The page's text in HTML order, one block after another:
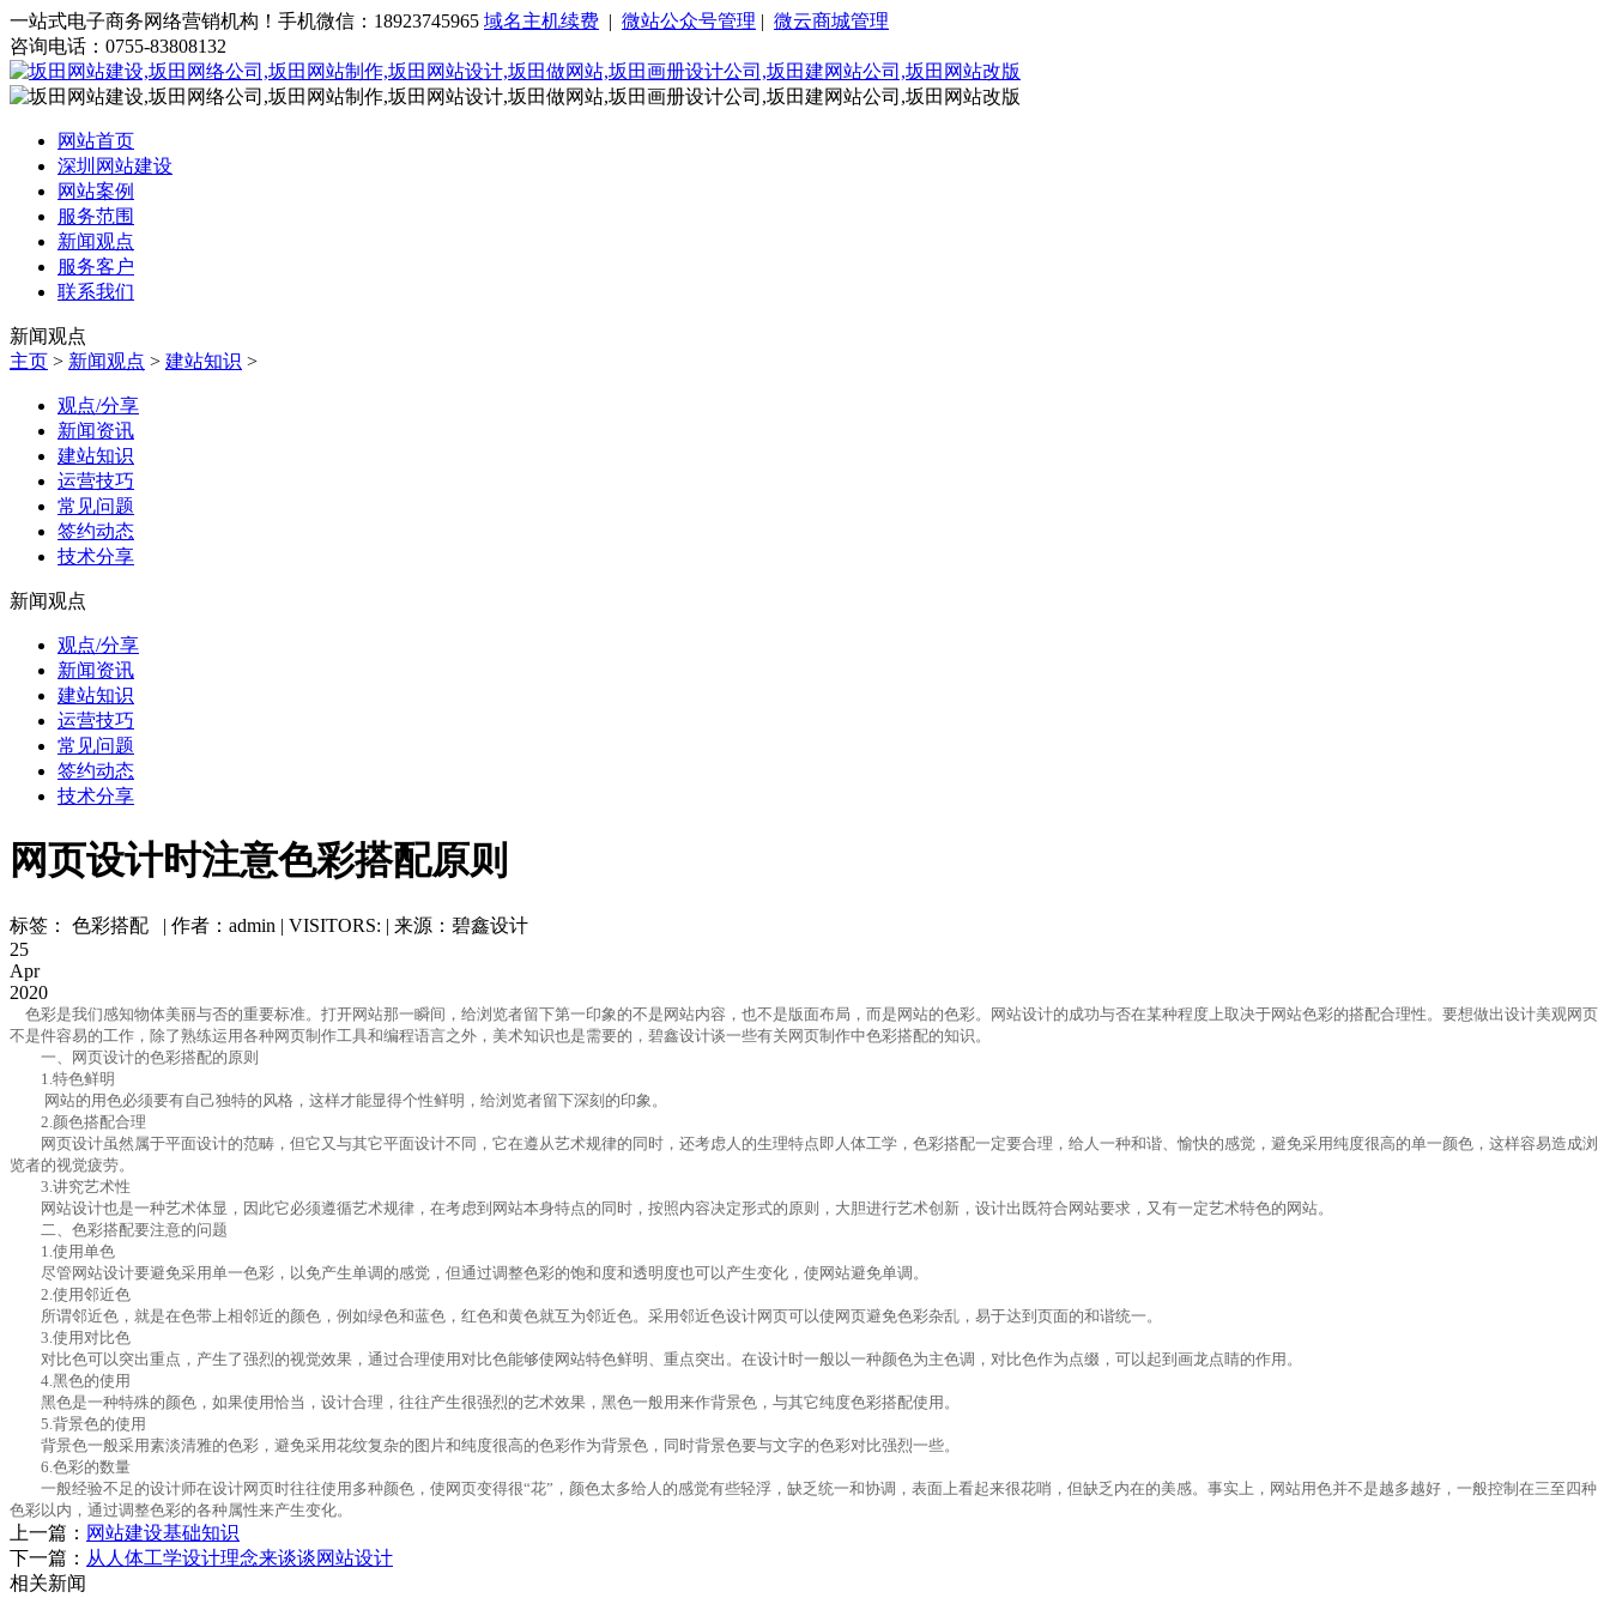
一站式电子商务网络营销机构！手机微信：18923745965 域名主机续费 | 微站公众号管理 | 微云商城管理
咨询电话：0755-83808132
网站首页
深圳网站建设
网站案例
服务范围
新闻观点
服务客户
联系我们
新闻观点
主页 > 新闻观点 > 建站知识 >
观点/分享
新闻资讯
建站知识
运营技巧
常见问题
签约动态
技术分享
新闻观点
观点/分享
新闻资讯
建站知识
运营技巧
常见问题
签约动态
技术分享
网页设计时注意色彩搭配原则
标签： 色彩搭配 | 作者：admin | VISITORS: | 来源：碧鑫设计
25
Apr
2020
色彩是我们感知物体美丽与否的重要标准。打开网站那一瞬间，给浏览者留下第一印象的不是网站内容，也不是版面布局，而是网站的色彩。网站设计的成功与否在某种程度上取决于网站色彩的搭配合理性。要想做出设计美观网页
不是件容易的工作，除了熟练运用各种网页制作工具和编程语言之外，美术知识也是需要的 ，碧鑫设计谈一些有关网页制作中色彩搭配的知识。
一、网页设计的色彩搭配的原则
1.特色鲜明
网站的用色必须要有自己独特的风格，这样才能显得个性鲜明，给浏览者留下深刻的印象。
2.颜色搭配合理
网页设计虽然属于平面设计的范畴，但它又与其它平面设计不同，它在遵从艺术规律的同时，还考虑人的生理特点即人体工学，色彩搭配一定要合理，给人一种和谐、愉快的感觉，避免采用纯度很高的单一颜色，这样容易造成浏
览者的视觉疲劳。
3.讲究艺术性
网站设计也是一种艺术体显，因此它必须遵循艺术规律，在考虑到网站本身特点的同时，按照内容决定形式的原则，大胆进行艺术创新，设计出既符合网站要求，又有一定艺术特色的网站。
二、色彩搭配要注意的问题
1.使用单色
尽管网站设计要避免采用单一色彩，以免产生单调的感觉，但通过调整色彩的饱和度和透明度也可以产生变化，使网站避免单调。
2.使用邻近色
所谓邻近色，就是在色带上相邻近的颜色，例如绿色和蓝色，红色和黄色就互为邻近色。采用邻近色设计网页可以使网页避免色彩杂乱，易于达到页面的和谐统一。
3.使用对比色
对比色可以突出重点，产生了强烈的视觉效果，通过合理使用对比色能够使网站特色鲜明、重点突出。在设计时一般以一种颜色为主色调，对比色作为点缀，可以起到画龙点睛的作用。
4.黑色的使用
黑色是一种特殊的颜色，如果使用恰当，设计合理，往往产生很强烈的艺术效果，黑色一般用来作背景色，与其它纯度色彩搭配使用。
5.背景色的使用
背景色一般采用素淡清雅的色彩，避免采用花纹复杂的图片和纯度很高的色彩作为背景色，同时背景色要与文字的色彩对比强烈一些。
6.色彩的数量
一般经验不足的设计师在设计网页时往往使用多种颜色，使网页变得很“花”，颜色太多给人的感觉有些轻浮，缺乏统一和协调，表面上看起来很花哨，但缺乏内在的美感。事实上，网站用色并不是越多越好，一般控制在三至四种
色彩以内，通过调整色彩的各种属性来产生变化。
上一篇： 网站建设基础知识
下一篇： 从人体工学设计理念来谈谈网站设计
相关新闻